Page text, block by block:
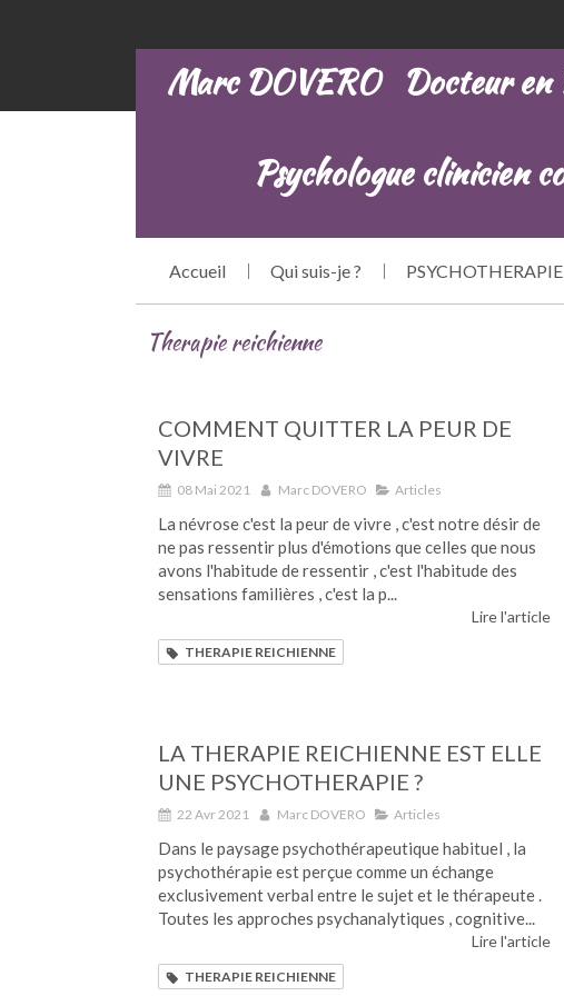
Marc DOVERO Docteur en
Psychologue clinicien
Accueil Qui suis-je ?
Therapie reichienne
COMMENT QUITTER LA PEUR DE
VIVRE
08 Mai 2021 Marc DOVERO Articles
La névrose c'est la peur de vivre , c'est notre désir de
ne pas ressentir plus d'émotions que celles que nous
avons l'habitude de ressentir , c'est l'habitude des
sensations familières , c'est la p...
Lire l'article
THERAPIE REICHIENNE
LA THERAPIE REICHIENNE EST ELLE
UNE PSYCHOTHERAPIE ?
22 Avr 2021 Marc DOVERO Articles
Dans le paysage psychothérapeutique habituel , la
psychothérapie est perçue comme un échange
exclusivement verbal entre le sujet et le thérapeute .
Toutes les approches psychanalytiques , cognitive...
Lire l'article
THERAPIE REICHIENNE